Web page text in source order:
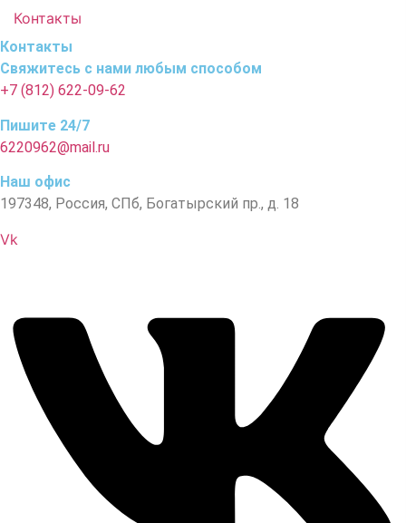
Контакты
Контакты
Свяжитесь с нами любым способом
+7 (812) 622-09-62
Пишите 24/7
6220962@mail.ru
Наш офис
197348, Россия, СПб, Богатырский пр., д. 18
Vk